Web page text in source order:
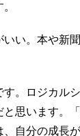
い。本や新
。ロジカル
思います。
自分の成長